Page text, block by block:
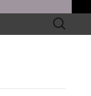
Search
for: